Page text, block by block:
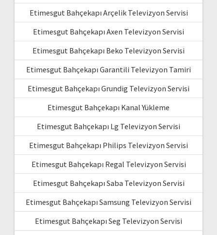
Etimesgut Bahçekapı Arçelik Televizyon Servisi
Etimesgut Bahçekapı Axen Televizyon Servisi
Etimesgut Bahçekapı Beko Televizyon Servisi
Etimesgut Bahçekapı Garantili Televizyon Tamiri
Etimesgut Bahçekapı Grundig Televizyon Servisi
Etimesgut Bahçekapı Kanal Yükleme
Etimesgut Bahçekapı Lg Televizyon Servisi
Etimesgut Bahçekapı Philips Televizyon Servisi
Etimesgut Bahçekapı Regal Televizyon Servisi
Etimesgut Bahçekapı Saba Televizyon Servisi
Etimesgut Bahçekapı Samsung Televizyon Servisi
Etimesgut Bahçekapı Seg Televizyon Servisi